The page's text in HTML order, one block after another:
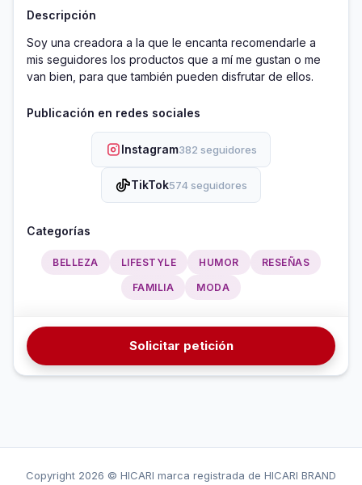
Descripción
Soy una creadora a la que le encanta recomendarle a
mis seguidores los productos que a mí me gustan o me
van bien, para que también pueden disfrutar de ellos.
Publicación en redes sociales
Instagram382 seguidores
TikTok574 seguidores
Categorías
BELLEZA LIFESTYLE HUMOR RESEÑAS
FAMILIA MODA
Solicitar petición
Copyright 2026 © HICARI marca registrada de HICARI BRAND